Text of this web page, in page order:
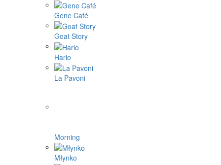
Gene Café
Goat Story
Hario
La Pavoni
Morning
Młynko